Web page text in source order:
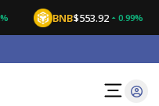
BNB$553.92 0.99%